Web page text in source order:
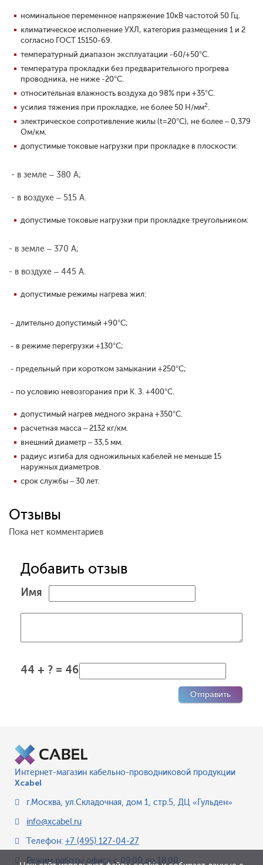
номинальное переменное напряжение 10кВ частотой 50 Гц.
климатическое исполнение УХЛ, категория размещения 1 и 2
согласно ГОСТ 15150-69.
температурный диапазон эксплуатации -60/+50°С.
температура прокладки без предварительного прогрева
проводника, не ниже -20°С.
относительная влажность воздуха до 98% при +35°С.
усилия тяжения при прокладке, не более 50 Н/мм2.
электрическое сопротивление жилы (t=20°С), не более – 0,379
Ом/км.
допустимые токовые нагрузки при прокладке в плоскости:
- в земле – 380 А;
- в воздухе – 515 А.
допустимые токовые нагрузки при прокладке треугольником:
- в земле – 370 А;
- в воздухе – 445 А.
допустимые режимы нагрева жил:
- длительно допустимый +90°С;
- в режиме перегрузки +130°С;
- предельный при коротком замыкании +250°С;
- по условию невозгорания при К. З. +400°С.
допустимый нагрев медного экрана +350°С.
расчетная масса – 2132 кг/км.
внешний диаметр – 33,5 мм.
радиус изгиба для одножильных кабелей не меньше 15
наружных диаметров.
срок службы – 30 лет.
Отзывы
Пока нет комментариев
Добавить отзыв
Имя
44 + ? = 46
Интернет-магазин кабельно-проводниковой продукции
Xcabel
г.Москва, ул.Складочная, дом 1, стр.5, ДЦ «Гульден»
info@xcabel.ru
Телефон: +7 (495) 127-04-27
Режим работы офиса с 09:00 до 18:00